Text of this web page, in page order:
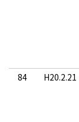
84
H20.2.21